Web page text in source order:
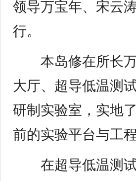
领导万宝年、宋云
行。
本岛修在所长万
大厅、超导低温测
研制实验室，实地
前的实验平台与工
在超导低温测试